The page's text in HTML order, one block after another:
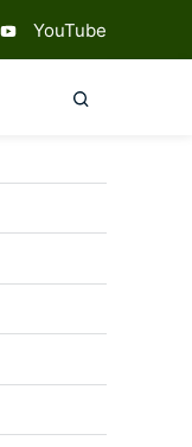
YouTube
ПОШУК ПО